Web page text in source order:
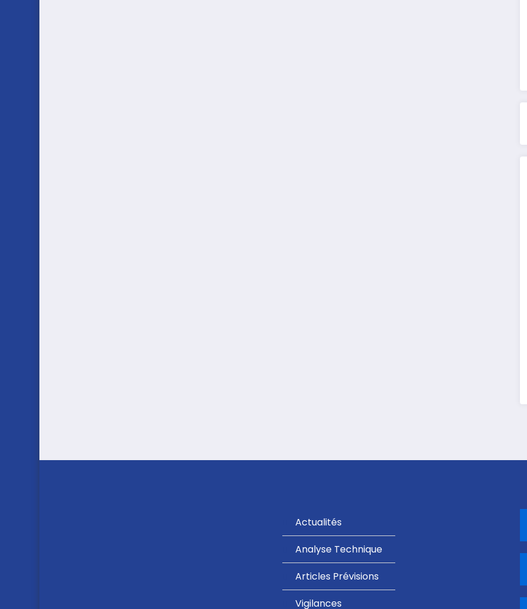
Actualités
Analyse Technique
Articles Prévisions
Vigilances